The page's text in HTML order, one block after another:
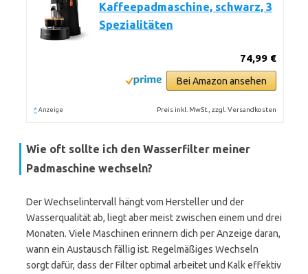
Kaffeepadmaschine, schwarz, 3
Spezialitäten
74,99 €
Bei Amazon ansehen
* Anzeige Preis inkl. MwSt., zzgl. Versandkosten
Wie oft sollte ich den Wasserfilter meiner
Padmaschine wechseln?
Der Wechselintervall hängt vom Hersteller und der
Wasserqualität ab, liegt aber meist zwischen einem und drei
Monaten. Viele Maschinen erinnern dich per Anzeige daran,
wann ein Austausch fällig ist. Regelmäßiges Wechseln
sorgt dafür, dass der Filter optimal arbeitet und Kalk effektiv